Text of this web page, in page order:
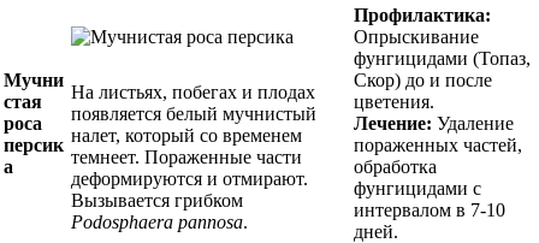
Мучни
стая
роса
персик
а
На листьях, побегах и плодах
появляется белый мучнистый
налет, который со временем
темнеет. Пораженные части
деформируются и отмирают.
Вызывается грибком
Podosphaera pannosa.
Профилактика:
Опрыскивание
фунгицидами (Топаз,
Скор) до и после
цветения.
Лечение: Удаление
пораженных частей,
обработка
фунгицидами с
интервалом в 7-10
дней.